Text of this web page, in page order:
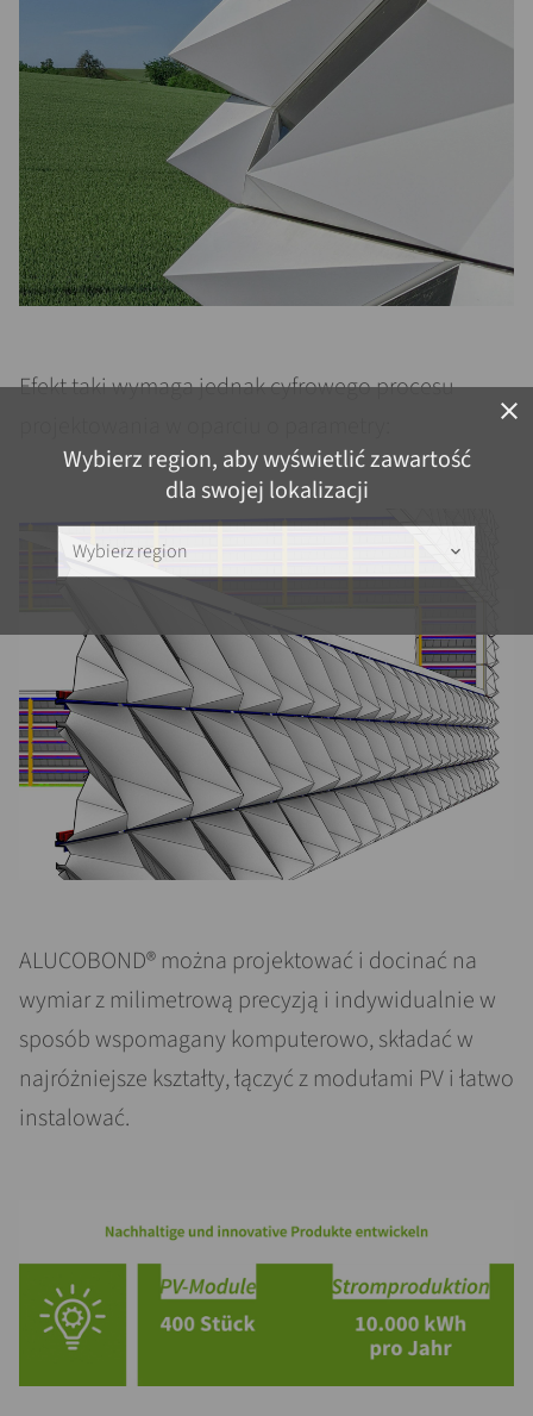
close
Wybierz region, aby wyświetlić zawartość
dla swojej lokalizacji
Wybierz region keyboard_arrow_down
Efekt taki wymaga jednak cyfrowego procesu
ALUCOBOND® można projektować i docinać na
wymiar z milimetrową precyzją i indywidualnie w
sposób wspomagany komputerowo, składać w
najróżniejsze kształty, łączyć z modułami PV i łatwo
instalować.